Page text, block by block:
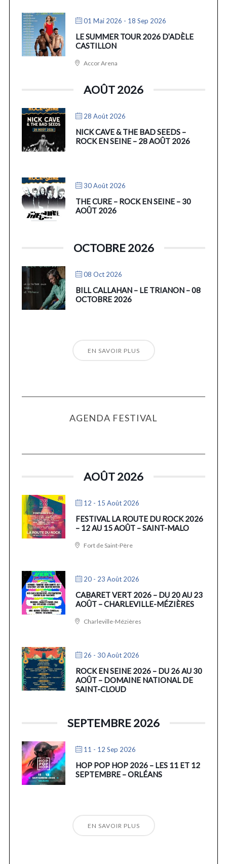
01 Mai 2026 - 18 Sep 2026
LE SUMMER TOUR 2026 D’ADÈLE
CASTILLON
Accor Arena
AOÛT 2026
28 Août 2026
NICK CAVE & THE BAD SEEDS –
ROCK EN SEINE – 28 AOÛT 2026
30 Août 2026
THE CURE – ROCK EN SEINE – 30
AOÛT 2026
OCTOBRE 2026
08 Oct 2026
BILL CALLAHAN – LE TRIANON – 08
OCTOBRE 2026
EN SAVOIR PLUS
AGENDA FESTIVAL
AOÛT 2026
12 - 15 Août 2026
FESTIVAL LA ROUTE DU ROCK 2026
– 12 AU 15 AOÛT – SAINT-MALO
Fort de Saint-Père
20 - 23 Août 2026
CABARET VERT 2026 – DU 20 AU 23
AOÛT – CHARLEVILLE-MÉZIÈRES
Charleville-Mézières
26 - 30 Août 2026
ROCK EN SEINE 2026 – DU 26 AU 30
AOÛT – DOMAINE NATIONAL DE
SAINT-CLOUD
SEPTEMBRE 2026
11 - 12 Sep 2026
HOP POP HOP 2026 – LES 11 ET 12
SEPTEMBRE – ORLÉANS
EN SAVOIR PLUS